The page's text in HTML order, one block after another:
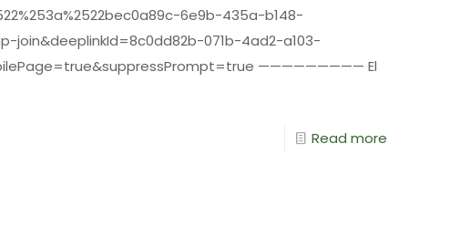
6e9b-435a-b148-
join&deeplinkId=8c0dd82b-071b-4ad2-a103-
————————— El
Read more